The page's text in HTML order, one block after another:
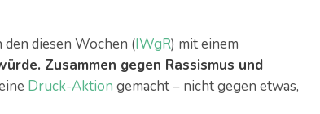
diesen Wochen (IWgR) mit einem
Zusammen gegen Rassismus und
Druck-Aktion gemacht – nicht gegen etwas,